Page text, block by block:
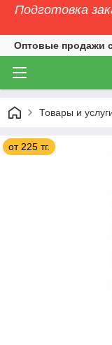
Подготовка
Оптовые продажи
Товары и
от 225 тг.